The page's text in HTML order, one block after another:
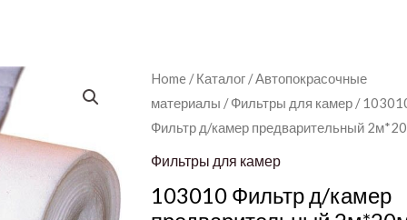
Home /Каталог /Автопокрасочные
материалы /Фильтры для камер /
Фильтр д/камер предварительный
Фильтры для камер
103010 Фильтр д/камер
103010
Фильтр
д/
камер
предварительный